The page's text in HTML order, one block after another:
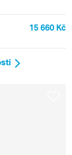
15 660 Kč